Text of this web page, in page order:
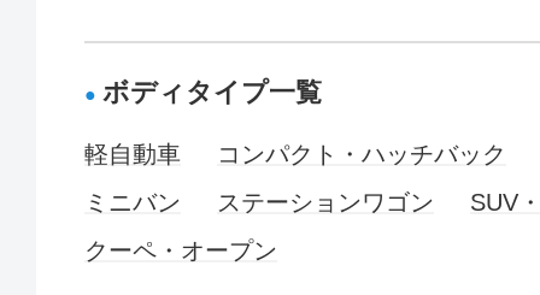
ボディタイプ一覧
軽自動車
コンパクト・ハッチバック
ミニバン
ステーションワゴン
SUV
クーペ・オープン